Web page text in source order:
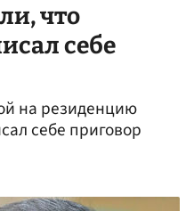
что
себе
на резиденцию
себе приговор